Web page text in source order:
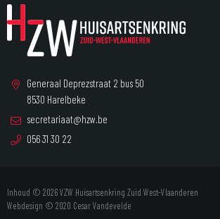
Generaal Deprezstraat 2 bus 50
8530 Harelbeke
secretariaat@hzw.be
056 31 30 22
Inhoud © 2026 VZW Huisartsenkring Zuid West-Vlaanderen
Webdesign © 2020 Cesar Vandevelde